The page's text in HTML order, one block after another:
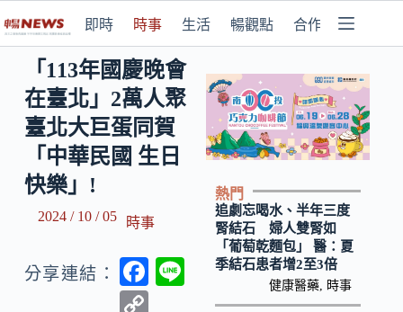
即時 時事 生活 暢觀點 合作媒體
「113年國慶晚會
在臺北」2萬人聚
臺北大巨蛋同賀
「中華民國 生日
快樂」!
2024 / 10 / 05 時事
分享連結：
F
熱門
追劇忘喝水、半年三度
腎結石 婦人雙腎如
「葡萄乾麵包」 醫：夏
季結石患者增2至3倍
健康醫藥 時事